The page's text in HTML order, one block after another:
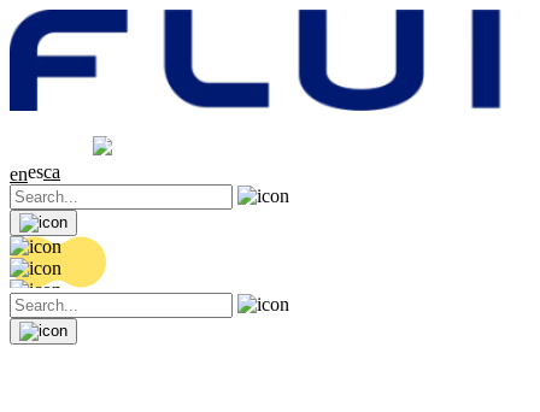
0.04 (+0.2%)
enesca